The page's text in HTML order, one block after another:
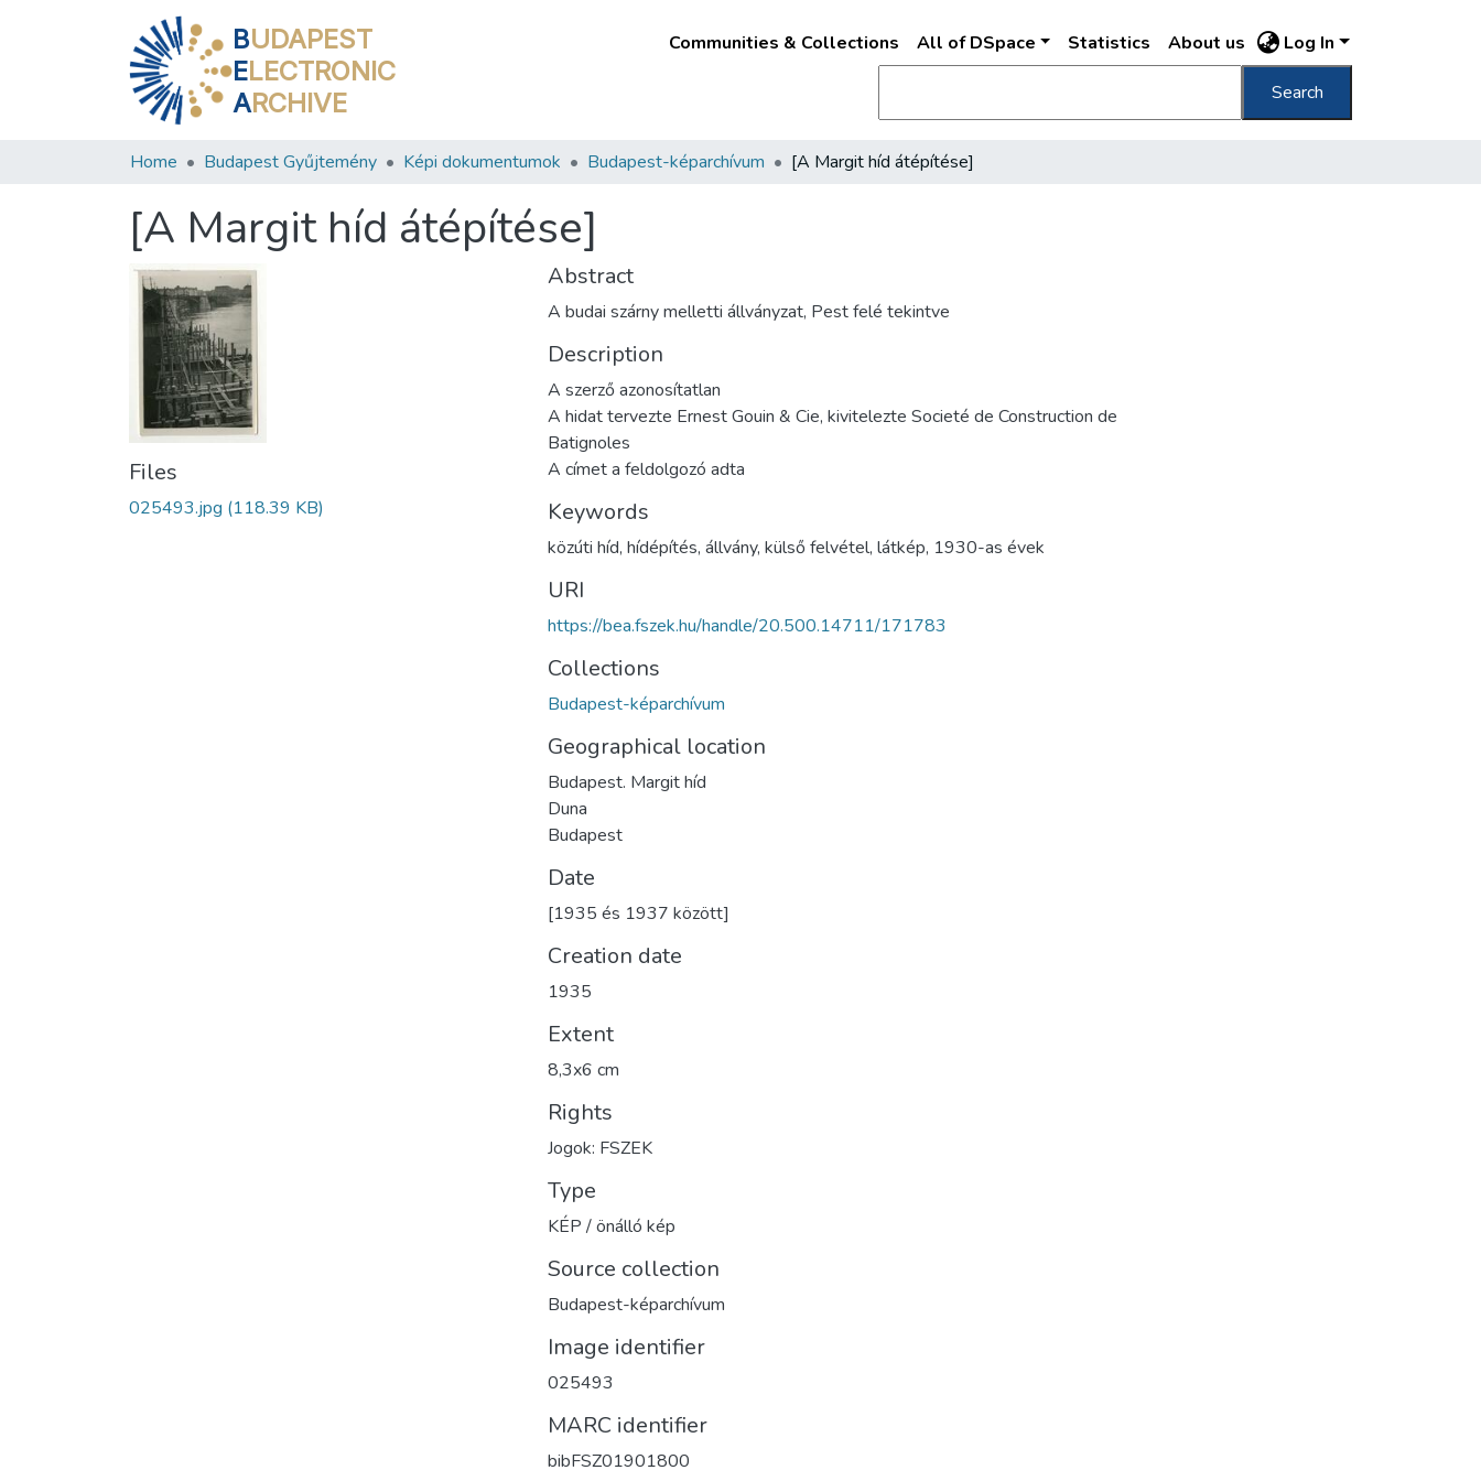
BUDAPEST
ELECTRONIC
ARCHIVE
Communities & Collections All of DSpace Statistics About us Log In
Search
Home Budapest Gyűjtemény Képi dokumentumok Budapest-képarchívum [A Margit híd átépítése]
[A Margit híd átépítése]
Files
025493.jpg (118.39 KB)
Abstract
A budai szárny melletti állványzat, Pest felé tekintve
Description
A szerző azonosítatlan
A hidat tervezte Ernest Gouin & Cie, kivitelezte Societé de Construction de
Batignoles
A címet a feldolgozó adta
Keywords
közúti híd, hídépítés, állvány, külső felvétel, látkép, 1930-as évek
URI
https://bea.fszek.hu/handle/20.500.14711/171783
Collections
Budapest-képarchívum
Geographical location
Budapest. Margit híd
Duna
Budapest
Date
[1935 és 1937 között]
Creation date
1935
Extent
8,3x6 cm
Rights
Jogok: FSZEK
Type
KÉP / önálló kép
Source collection
Budapest-képarchívum
Image identifier
025493
MARC identifier
bibFSZ01901800